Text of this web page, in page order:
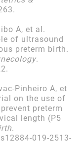
A, et al.
of ultrasound
preterm birth.
.
Pinheiro A, et
on the use of
preterm
length (P5
.
019-2513-